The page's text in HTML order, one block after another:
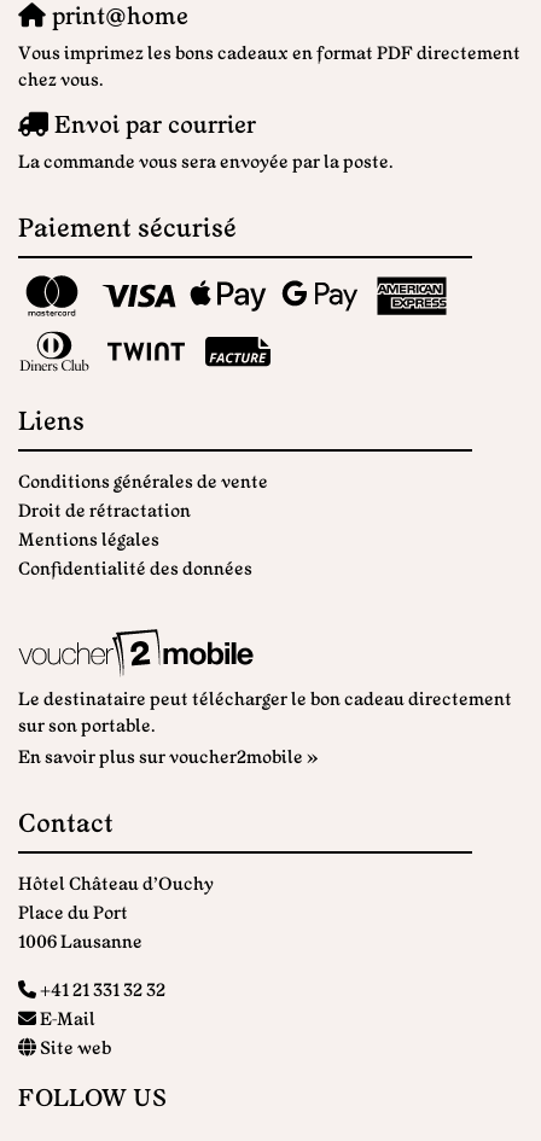
print@home
Vous imprimez les bons cadeaux en format PDF directement
chez vous.
Envoi par courrier
La commande vous sera envoyée par la poste.
Paiement sécurisé
Liens
Conditions générales de vente
Droit de rétractation
Mentions légales
Confidentialité des données
Le destinataire peut télécharger le bon cadeau directement
sur son portable.
En savoir plus sur voucher2mobile »
Contact
Hôtel Château d'Ouchy
Place du Port
1006 Lausanne
+41 21 331 32 32
E-Mail
Site web
FOLLOW US